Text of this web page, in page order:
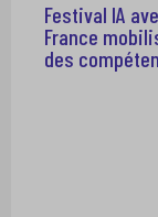
Festival IA
France
des